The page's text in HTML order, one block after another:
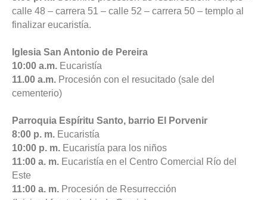
calle 48 – carrera 51 – calle 52 – carrera 50 – templo al
finalizar eucaristía.
Iglesia San Antonio de Pereira
10:00 a.m. Eucaristía
11.00 a.m. Procesión con el resucitado (sale del
cementerio)
Parroquia Espíritu Santo, barrio El Porvenir
8:00 p. m. Eucaristía
10:00 p. m. Eucaristía para los niños
11:00 a. m. Eucaristía en el Centro Comercial Río del
Este
11:00 a. m. Procesión de Resurrección